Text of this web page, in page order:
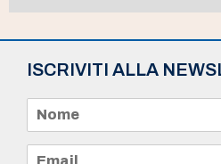
ISCRIVITI ALLA
m
e